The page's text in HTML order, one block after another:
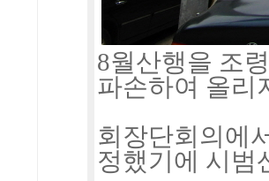
8월산행을 조
파손하여 올리
회장단회의에
정했기에 시범